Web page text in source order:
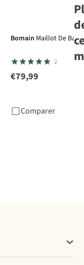
Bomain Maillot De Bain
2
€79,99
Comparer